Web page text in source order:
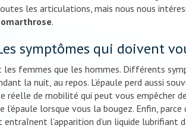
les articulations, mais nous nous
omarthrose.
symptômes qui doivent
les femmes que les hommes. Différents
la nuit, au repos. L’épaule perd aussi
réelle de mobilité qui peut vous empêcher
lorsque vous la bougez. Enfin,
l’apparition d’un liquide